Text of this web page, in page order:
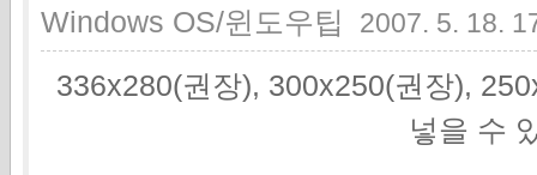
Windows OS/윈도우팁 2007. 5. 18.
336x280(권장), 300x250(권장),
넣을 수